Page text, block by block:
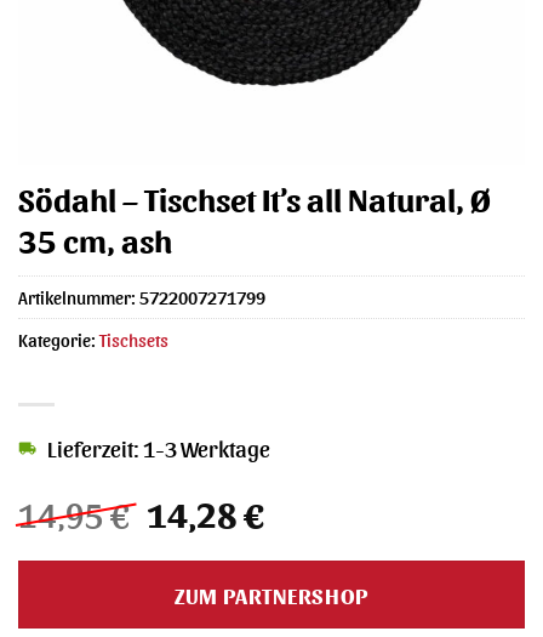
Södahl – Tischset It’s all Natural, Ø
35 cm, ash
14,95€ Ursprünglicher
Preis
war:
14,95 €
14,28€Aktueller
ist:
14,28 €.
Lieferzeit: 1-3 Werktage
ZUM PARTNERSHOP
Artikelnummer: 5722007271799
Kategorie:Tischsets